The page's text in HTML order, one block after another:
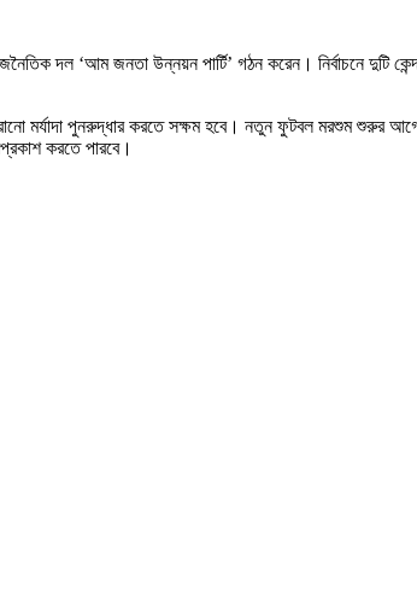
দল ‘আম জনতা উন্নয়ন পার্টি’ গঠন করেন। নির্বাচনে দুটি
মর্যাদা পুনরুদ্ধার করতে সক্ষম হবে। নতুন ফুটবল মরশুম শুরুর
করতে পারবে।